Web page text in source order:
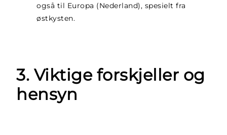
også til Europa (Nederland), spesielt fra
østkysten.
3. Viktige forskjeller og
hensyn